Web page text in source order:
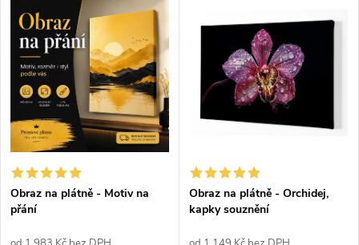
Obraz na plátně - Motiv na
přání
Obraz na plátně - Orchidej,
kapky souznění